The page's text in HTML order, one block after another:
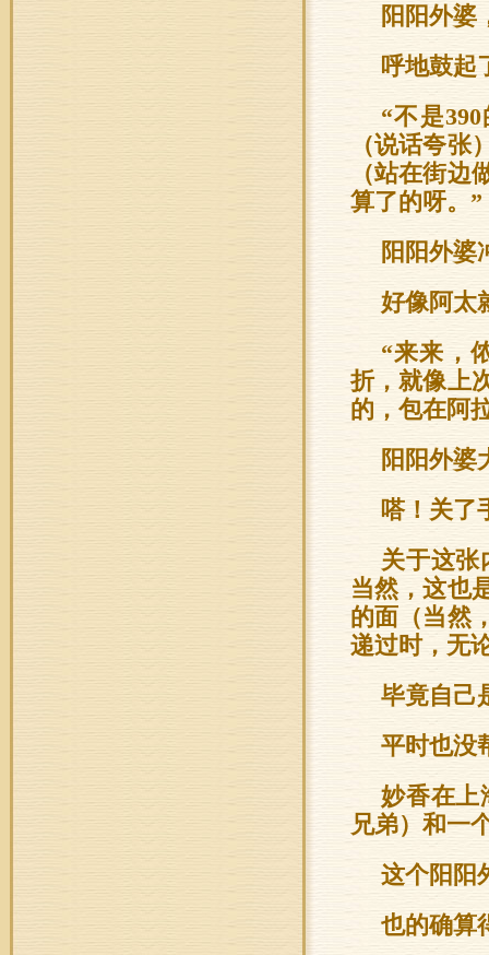
阳阳外婆
呼地鼓起
“不是
（说话夸张
（站在街
算了的呀。”
阳阳外婆
好像阿太
“来来，
折，就像上
的，包在阿
阳阳外婆
嗒！关了
关于这张
当然，这也
的面（当然
递过时，无
毕竟自己
平时也没
妙香在上
兄弟）和一
这个阳阳
也的确算